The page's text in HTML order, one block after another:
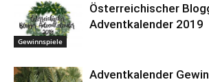
Gewinnspiele
Österreichischer
Adventkalender 2019
Adventkalender